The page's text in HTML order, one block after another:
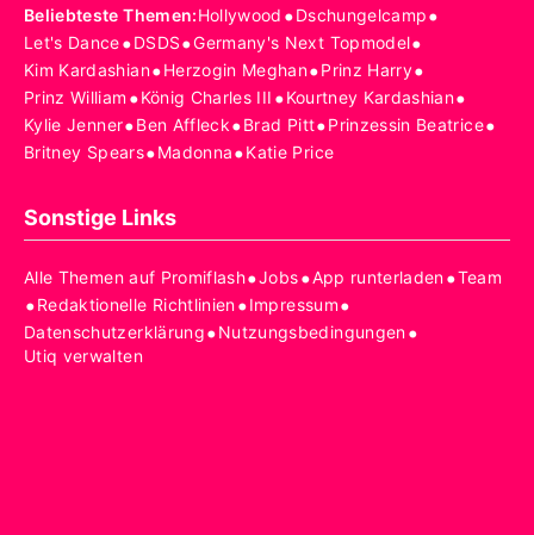
Beliebteste Themen:Hollywood •Dschungelcamp•
Let's Dance•DSDS•Germany's Next Topmodel•
Kim Kardashian•Herzogin Meghan•Prinz Harry•
Prinz William •König Charles III •Kourtney Kardashian•
Kylie Jenner•Ben Affleck•Brad Pitt•Prinzessin Beatrice•
Britney Spears•Madonna•Katie Price
Sonstige Links
Alle Themen auf Promiflash•Jobs•App runterladen•Team
•Redaktionelle Richtlinien•Impressum•
Datenschutzerklärung•Nutzungsbedingungen•
Utiq verwalten